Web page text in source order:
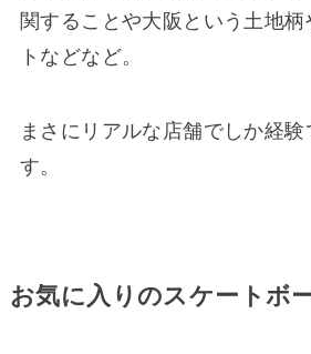
関することや大阪という土地柄
トなどなど。
まさにリアルな店舗でしか経
す。
お気に入りのスケートボ